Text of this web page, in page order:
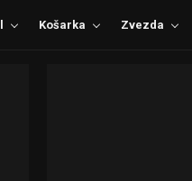
Košarka Zvezda